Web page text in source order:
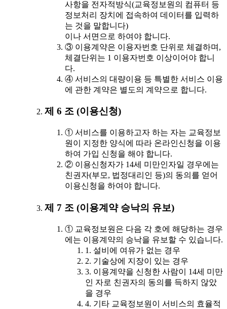
사항을 전자적방식(교육정보원의 컴퓨터 등
정보처리 장치에 접속하여 데이터를 입력하
는 것을 말합니다)
이나 서면으로 하여야 합니다.
③ 이용계약은 이용자번호 단위로 체결하며,
체결단위는 1 이용자번호 이상이어야 합니
다.
④ 서비스의 대량이용 등 특별한 서비스 이용
에 관한 계약은 별도의 계약으로 합니다.
제 6 조 (이용신청)
① 서비스를 이용하고자 하는 자는 교육정보
원이 지정한 양식에 따라 온라인신청을 이용
하여 가입 신청을 해야 합니다.
② 이용신청자가 14세 미만인자일 경우에는
친권자(부모, 법정대리인 등)의 동의를 얻어
이용신청을 하여야 합니다.
제 7 조 (이용계약 승낙의 유보)
① 교육정보원은 다음 각 호에 해당하는 경우
에는 이용계약의 승낙을 유보할 수 있습니다.
1. 설비에 여유가 없는 경우
2. 기술상에 지장이 있는 경우
3. 이용계약을 신청한 사람이 14세 미만
인 자로 친권자의 동의를 득하지 않았
을 경우
4. 기타 교육정보원이 서비스의 효율적